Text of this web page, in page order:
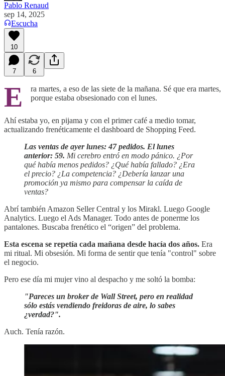
Pablo Renaud
sep 14, 2025
Escucha
10
7 6
E
ra martes, a eso de las siete de la mañana. Sé que era martes,
porque estaba obsesionado con el lunes.
Ahí estaba yo, en pijama y con el primer café a medio tomar,
actualizando frenéticamente el dashboard de Shopping Feed.
Las ventas de ayer lunes: 47 pedidos. El lunes
anterior: 59. Mi cerebro entró en modo pánico. ¿Por
qué había menos pedidos? ¿Qué había fallado? ¿Era
el precio? ¿La competencia? ¿Debería lanzar una
promoción ya mismo para compensar la caída de
ventas?
Abrí también Amazon Seller Central y los Mirakl. Luego Google
Analytics. Luego el Ads Manager. Todo antes de ponerme los
pantalones. Buscaba frenético el “origen” del problema.
Esta escena se repetía cada mañana desde hacía dos años. Era
mi ritual. Mi obsesión. Mi forma de sentir que tenía "control" sobre
el negocio.
Pero ese día mi mujer vino al despacho y me soltó la bomba:
"Pareces un broker de Wall Street, pero en realidad
sólo estás vendiendo freidoras de aire, lo sabes
¿verdad?".
Auch. Tenía razón.